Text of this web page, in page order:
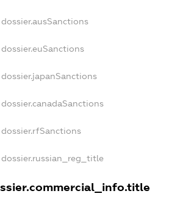
dossier.ausSanctions
dossier.euSanctions
dossier.japanSanctions
dossier.canadaSanctions
dossier.rfSanctions
dossier.russian_reg_title